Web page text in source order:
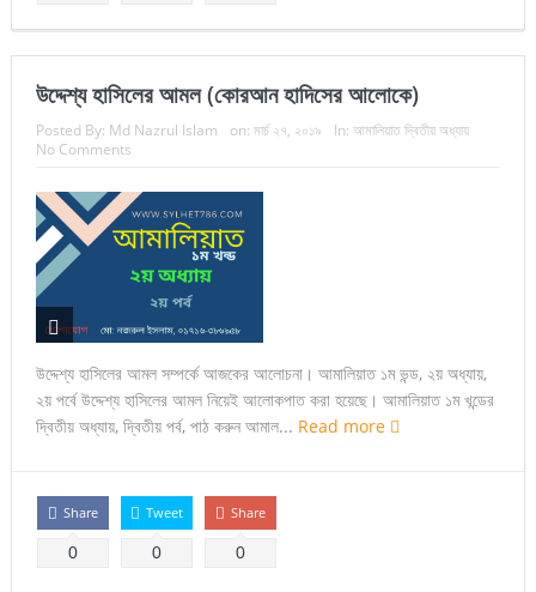
উদ্দেশ্য হাসিলের আমল (কোরআন হাদিসের আলোকে)
Posted By: Md Nazrul Islam on: মার্চ ২৭, ২০১৯ In: আমালিয়াত দ্বিতীয় অধ্যায়
No Comments
উদ্দেশ্য হাসিলের আমল সম্পর্কে আজকের আলোচনা। আমালিয়াত ১ম ভন্ড, ২য় অধ্যায়,
২য় পর্বে উদ্দেশ্য হাসিলের আমল নিয়েই আলোকপাত করা হয়েছে। আমালিয়াত ১ম খন্ডের
দ্বিতীয় অধ্যায়, দ্বিতীয় পর্ব, পাঠ করুন আমাল... Read more
Share
0
Tweet
0
Share
0